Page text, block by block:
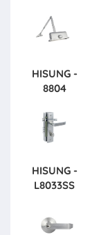
HISUNG -
8804
HISUNG -
L8033SS